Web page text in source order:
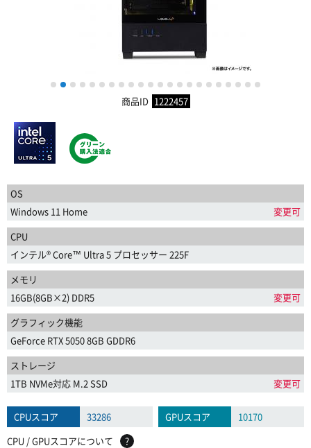
1 2 3 4 5 6 7 8 9 10 11 12 13 14 15 16 17 18 19 20 21
商品ID 1222457
OS
Windows 11 Home
変更可
CPU
インテル® Core™ Ultra 5 プロセッサー 225F
メモリ
16GB(8GB×2) DDR5
変更可
グラフィック機能
GeForce RTX 5050 8GB GDDR6
ストレージ
1TB NVMe対応 M.2 SSD
変更可
CPUスコア 33286 GPUスコア
10170
CPU / GPUスコアについて
?